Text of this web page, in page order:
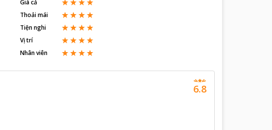
Giá cả
Thoải mái
Tiện nghi
Vị trí
Nhân viên
6.8